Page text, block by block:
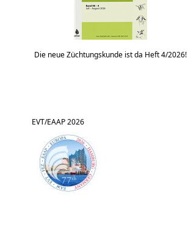
Die neue Züchtungskunde ist da Heft 4/2026!
EVT/EAAP 2026